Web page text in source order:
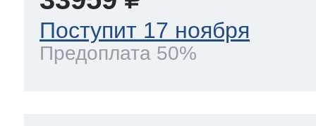
Поступит 17 ноября
Предоплата 50%